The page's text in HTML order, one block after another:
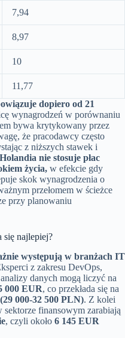
7,94
8,97
10
11,77
dopiero od 21
wynagrodzeń w porównaniu
bywa krytykowany przez
że pracodawcy często
z niższych stawek i
Holandia nie stosuje płac
życia, w efekcie gdy
skok wynagrodzenia o
przełomem w ścieżce
przy planowaniu
się najlepiej?
występują w branżach IT
z zakresu DevOps,
danych mogą liczyć na
000 EUR, co przekłada się na
000-32 500 PLN). Z kolei
sektorze finansowym zarabiają
, czyli około 6 145 EUR